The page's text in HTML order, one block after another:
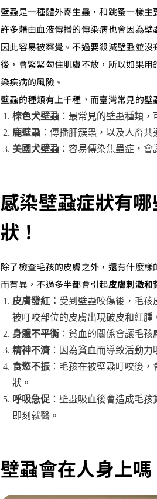
壁蝨是一種體外寄生蟲，和跳蚤一樣
許多藉由血液傳播的傳染病也會因為
因此容易被察覺。不過要殺滅壁蝨並
後，會緊緊勾住肌膚不放，所以如果
染疾病的風險。
壁蝨的種類有上千種，而臺灣常見的壁
棕色犬壁蝨 ：最常見的壁蝨種類
鹿壁蝨 ：傳播肝簇蟲，以及人畜
美國犬壁蝨 ：容易傳染焦蟲症，
感染壁蝨症狀有
狀！
除了檢查毛孩的皮膚之外，還有什麼
而有異，不過多半都會引起皮膚刺激和
皮膚發紅： 受到壁蝨咬傷後，毛
被叮咬部位的皮膚出現破皮和紅腫
身體不平衡 ：貧血的關係會讓毛
精神不濟 ：因為貧血而導致活動
食慾不振 ：毛孩在被壁蝨叮咬後
狀。
呼吸急促 ：壁蝨吸血後會造成毛
即刻就醫。
壁蝨會在人身上